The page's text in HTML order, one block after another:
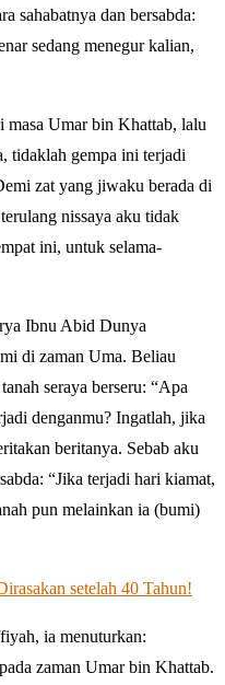
sahabatnya dan bersabda:
sedang menegur kalian,
masa Umar bin Khattab, lalu
tidaklah gempa ini terjadi
zat yang jiwaku berada di
nissaya aku tidak
ini, untuk selama-
Ibnu Abid Dunya
di zaman Uma. Beliau
seraya berseru: “Apa
denganmu? Ingatlah, jika
beritanya. Sebab aku
pun melainkan ia (bumi)
setelah 40 Tahun!
ia menuturkan:
zaman Umar bin Khattab.